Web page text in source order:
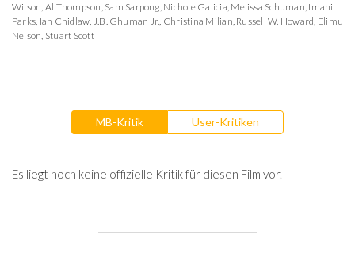
Wilson, Al Thompson, Sam Sarpong, Nichole Galicia, Melissa Schuman, Imani
Parks, Ian Chidlaw, J.B. Ghuman Jr., Christina Milian, Russell W. Howard, Elimu
Nelson, Stuart Scott
MB-Kritik User-Kritiken
Es liegt noch keine offizielle Kritik für diesen Film vor.